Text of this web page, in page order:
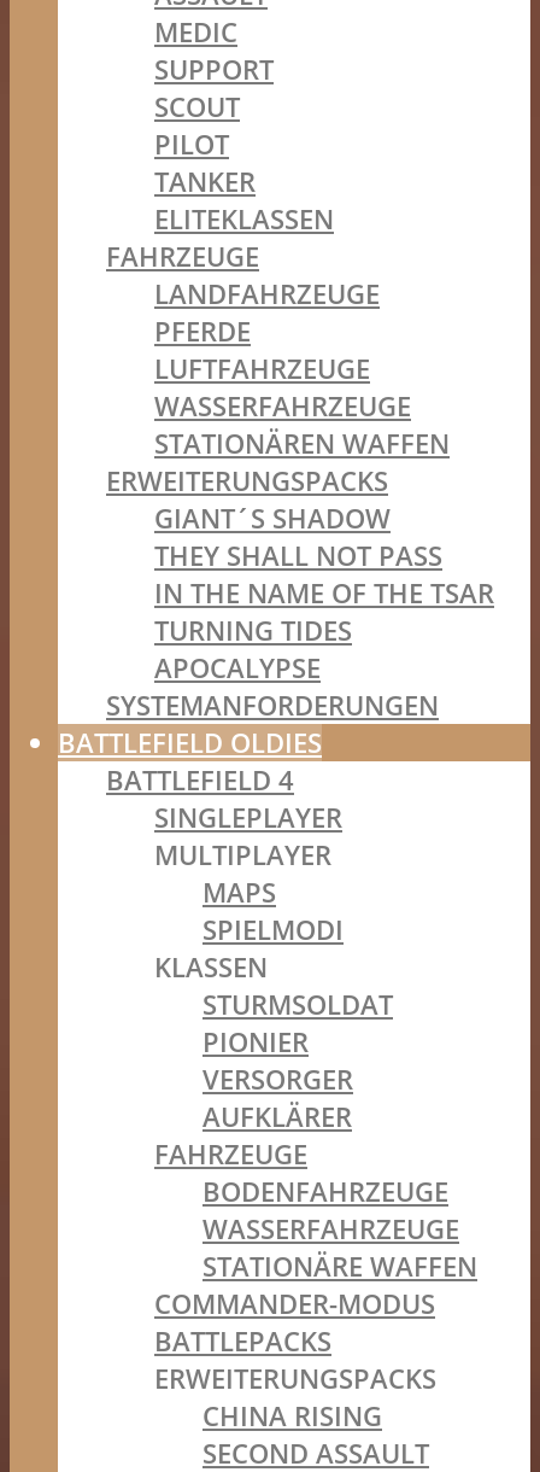
MEDIC
SUPPORT
SCOUT
PILOT
TANKER
ELITEKLASSEN
FAHRZEUGE
LANDFAHRZEUGE
PFERDE
LUFTFAHRZEUGE
WASSERFAHRZEUGE
STATIONÄREN WAFFEN
ERWEITERUNGSPACKS
GIANT´S SHADOW
THEY SHALL NOT PASS
IN THE NAME OF THE TSAR
TURNING TIDES
APOCALYPSE
SYSTEMANFORDERUNGEN
BATTLEFIELD OLDIES
BATTLEFIELD 4
SINGLEPLAYER
MULTIPLAYER
MAPS
SPIELMODI
KLASSEN
STURMSOLDAT
PIONIER
VERSORGER
AUFKLÄRER
FAHRZEUGE
BODENFAHRZEUGE
WASSERFAHRZEUGE
STATIONÄRE WAFFEN
COMMANDER-MODUS
BATTLEPACKS
ERWEITERUNGSPACKS
CHINA RISING
SECOND ASSAULT